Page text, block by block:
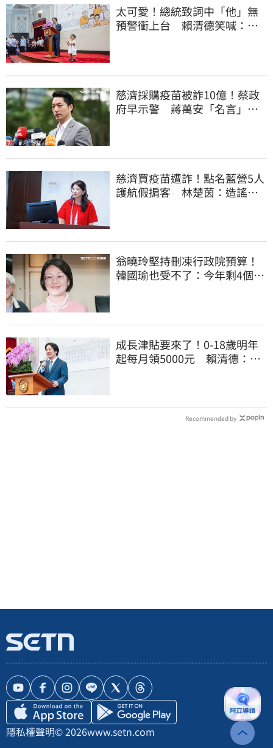
太可愛！總統致詞中「他」無
預警衝上台 賴清德笑喊：卸
慈濟採購疫苗被詐10億！蔡政
府早示警 蔣萬安「名言」翻
慈濟買疫苗遭詐！點名藍營5人
護航假掮客 林楚茵：造謠政
翁曉玲堅持刪凍行政院預算！
韓國瑜也受不了：今年剩4個月
成長津貼要來了！0-18歲明年
起每月領5000元 賴清德：此
Recommended by
隱私權聲明© 2026www.setn.com